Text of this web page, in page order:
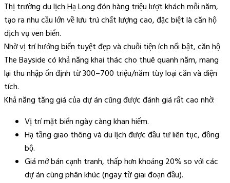
Thị trường du lịch Hạ Long đón hàng triệu lượt khách mỗi năm,
tạo ra nhu cầu lớn về lưu trú chất lượng cao, đặc biệt là căn hộ
dịch vụ ven biển.
Nhờ vị trí hướng biển tuyệt đẹp và chuỗi tiện ích nổi bật, căn hộ
The Bayside có khả năng khai thác cho thuê quanh năm, mang
lại thu nhập ổn định từ 300–700 triệu/năm tùy loại căn và diện
tích.
Khả năng tăng giá của dự án cũng được đánh giá rất cao nhờ:
Vị trí mặt biển ngày càng khan hiếm.
Hạ tầng giao thông và du lịch được đầu tư liên tục, đồng
bộ.
Giá mở bán cạnh tranh, thấp hơn khoảng 20% so với các
dự án cùng phân khúc (ngay từ giai đoạn đầu).